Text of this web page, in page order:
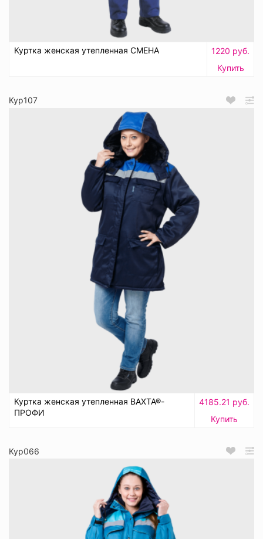
Куртка женская утепленная СМЕНА
1220 руб.
Купить
Кур107
Куртка женская утепленная ВАХТА®-
ПРОФИ
4185.21 руб.
Купить
Кур066